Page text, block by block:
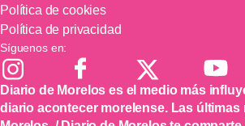
Política de cookies
Política de privacidad
Síguenos en:
Diario de Morelos es el medio más
diario acontecer morelense. Las últimas